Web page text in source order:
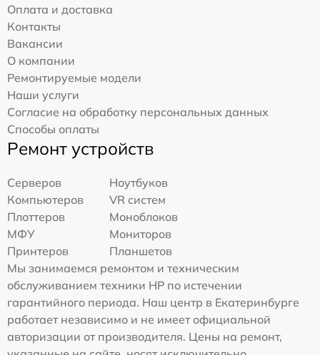
Оплата и доставка
Контакты
Вакансии
О компании
Ремонтируемые модели
Наши услуги
Согласие на обработку персональных данных
Способы оплаты
Ремонт устройств
Серверов
Ноутбуков
Компьютеров
VR систем
Плоттеров
Моноблоков
МФУ
Мониторов
Принтеров
Планшетов
Мы занимаемся ремонтом и техническим
обслуживанием техники HP по истечении
гарантийного периода. Наш центр в Екатеринбурге
работает независимо и не имеет официальной
авторизации от производителя. Цены на ремонт,